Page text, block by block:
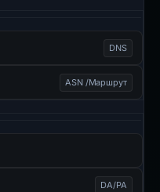
DNS
ASN /Маршрут
DA/PA